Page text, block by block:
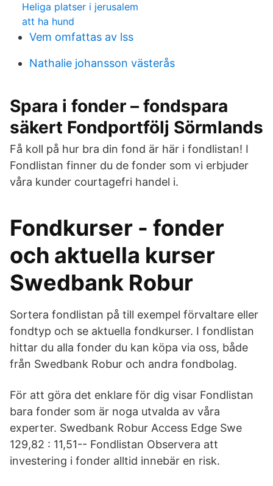
Heliga platser i jerusalem
att ha hund
Vem omfattas av lss
Nathalie johansson västerås
Spara i fonder – fondspara
säkert Fondportfölj Sörmlands
Få koll på hur bra din fond är här i fondlistan! I
Fondlistan finner du de fonder som vi erbjuder
våra kunder courtagefri handel i.
Fondkurser - fonder
och aktuella kurser
Swedbank Robur
Sortera fondlistan på till exempel förvaltare eller
fondtyp och se aktuella fondkurser. I fondlistan
hittar du alla fonder du kan köpa via oss, både
från Swedbank Robur och andra fondbolag.
För att göra det enklare för dig visar Fondlistan
bara fonder som är noga utvalda av våra
experter. Swedbank Robur Access Edge Swe
129,82 : 11,51-- Fondlistan Observera att
investering i fonder alltid innebär en risk.